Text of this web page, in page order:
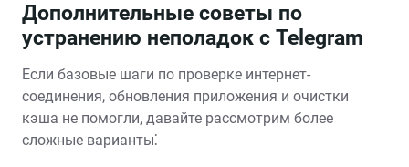
Дополнительные советы по
устранению неполадок с Telegram
Если базовые шаги по проверке интернет-
соединения, обновления приложения и очистки
кэша не помогли, давайте рассмотрим более
сложные варианты⁚